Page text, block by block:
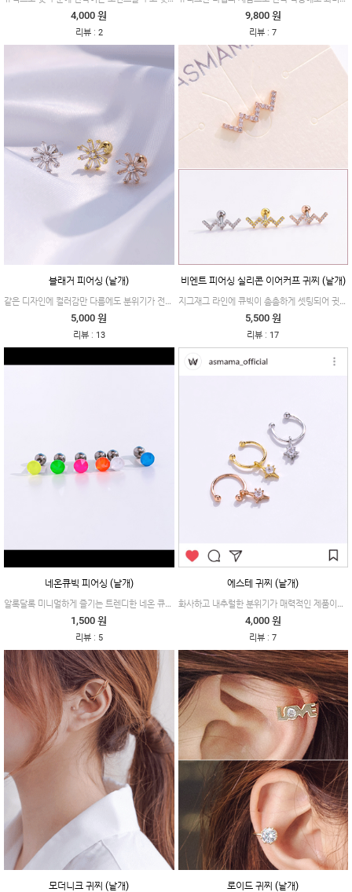
4,000 원
리뷰: 2
9,800 원
리뷰 :7
블래거 피어싱 (낱개)
같은 디자인에 컬러감만 다름에도 분위기가 전혀 다른 플라워 피어싱이에요.
5,000 원
리뷰: 13
비엔트 피어싱 실리콘 이어커프 귀찌 (낱개)
지그재그 라인에 큐빅이 촘촘하게 셋팅되어 귓가를 환하게 밝혀주는 제품이에요.
5,500 원
리뷰 : 17
네온큐빅 피어싱 (낱개)
알록달록 미니멀하게 즐기는 트렌디한 네온 큐빅 피어싱이에요.
1,500 원
리뷰: 5
에스테 귀찌 (낱개)
화사하고 내추럴한 분위기가 매력적인 제품이에요. 데일리하게 스타일리시한 연출을 완성해줍니다.
4,000 원
리뷰 :7
모더니크 귀찌 (낱개)
로이드 귀찌 (낱개)